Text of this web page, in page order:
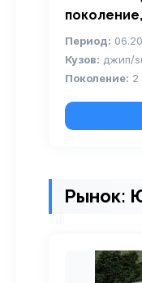
Период:
Кузов: джип/
Поколение: 2
Рынок: